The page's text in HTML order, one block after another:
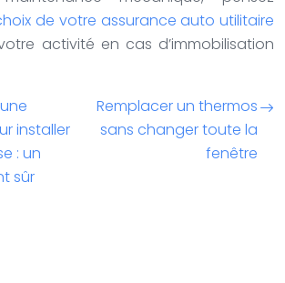
de votre assurance auto utilitaire
activité en cas d’immobilisation
installer
: un
sûr
Remplacer un thermos
sans changer toute la
fenêtre